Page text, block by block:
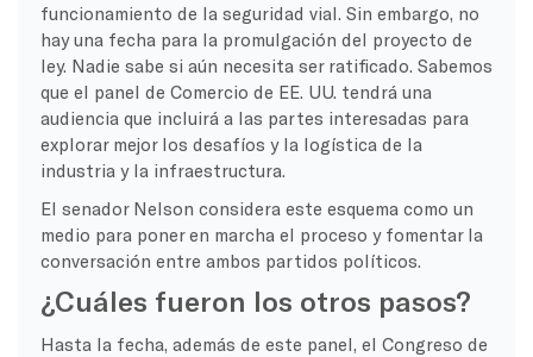
funcionamiento de la seguridad vial. Sin embargo, no
hay una fecha para la promulgación del proyecto de
ley. Nadie sabe si aún necesita ser ratificado. Sabemos
que el panel de Comercio de EE. UU. tendrá una
audiencia que incluirá a las partes interesadas para
explorar mejor los desafíos y la logística de la
industria y la infraestructura.
El senador Nelson considera este esquema como un
medio para poner en marcha el proceso y fomentar la
conversación entre ambos partidos políticos.
¿Cuáles fueron los otros pasos?
Hasta la fecha, además de este panel, el Congreso de